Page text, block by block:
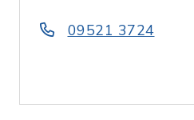
09521 3724